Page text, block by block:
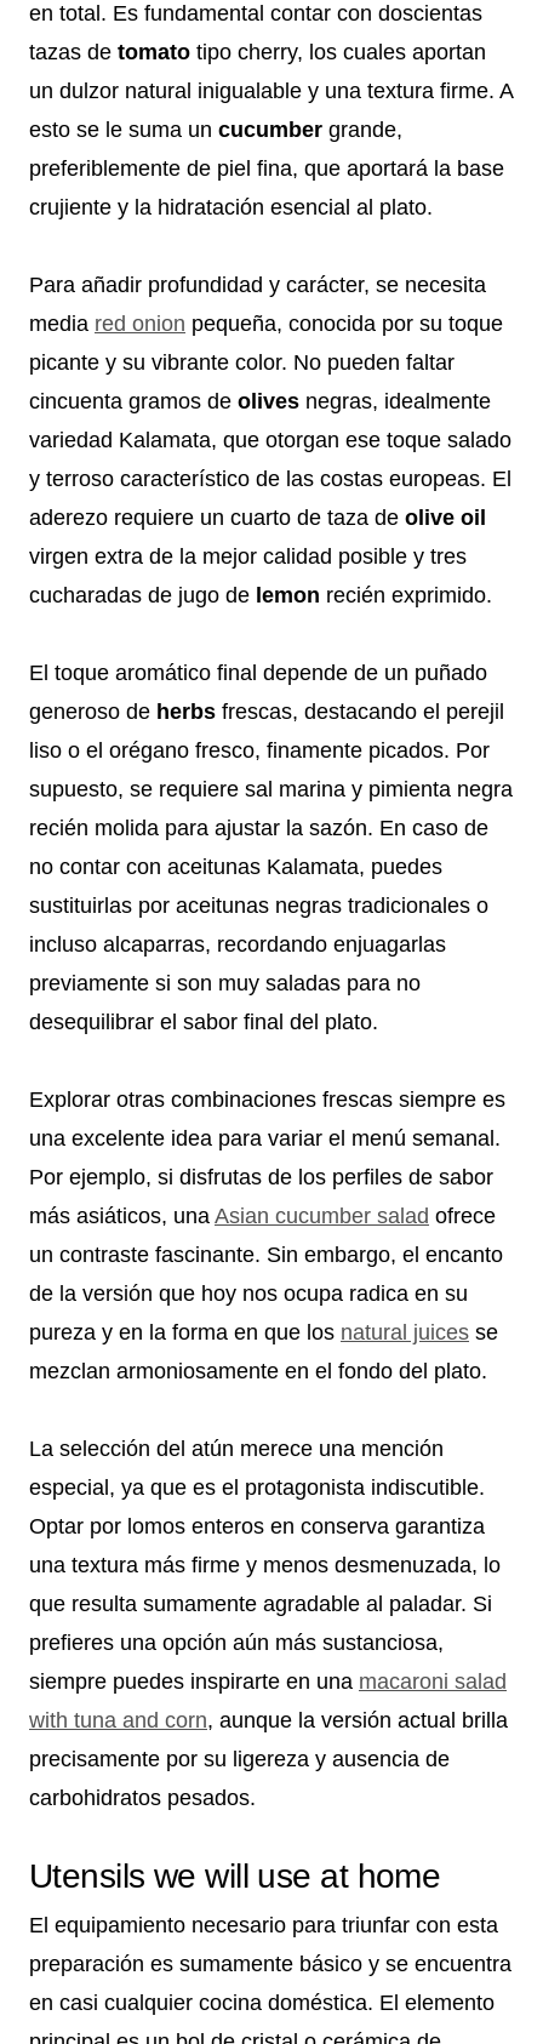
en total. Es fundamental contar con doscientas
tazas de tomato tipo cherry, los cuales aportan
un dulzor natural inigualable y una textura firme. A
esto se le suma un cucumber grande,
preferiblemente de piel fina, que aportará la base
crujiente y la hidratación esencial al plato.
Para añadir profundidad y carácter, se necesita
media red onion pequeña, conocida por su toque
picante y su vibrante color. No pueden faltar
cincuenta gramos de olives negras, idealmente
variedad Kalamata, que otorgan ese toque salado
y terroso característico de las costas europeas. El
aderezo requiere un cuarto de taza de olive oil
virgen extra de la mejor calidad posible y tres
cucharadas de jugo de lemon recién exprimido.
El toque aromático final depende de un puñado
generoso de herbs frescas, destacando el perejil
liso o el orégano fresco, finamente picados. Por
supuesto, se requiere sal marina y pimienta negra
recién molida para ajustar la sazón. En caso de
no contar con aceitunas Kalamata, puedes
sustituirlas por aceitunas negras tradicionales o
incluso alcaparras, recordando enjuagarlas
previamente si son muy saladas para no
desequilibrar el sabor final del plato.
Explorar otras combinaciones frescas siempre es
una excelente idea para variar el menú semanal.
Por ejemplo, si disfrutas de los perfiles de sabor
más asiáticos, una Asian cucumber salad ofrece
un contraste fascinante. Sin embargo, el encanto
de la versión que hoy nos ocupa radica en su
pureza y en la forma en que los natural juices se
mezclan armoniosamente en el fondo del plato.
La selección del atún merece una mención
especial, ya que es el protagonista indiscutible.
Optar por lomos enteros en conserva garantiza
una textura más firme y menos desmenuzada, lo
que resulta sumamente agradable al paladar. Si
prefieres una opción aún más sustanciosa,
siempre puedes inspirarte en una macaroni salad
with tuna and corn, aunque la versión actual brilla
precisamente por su ligereza y ausencia de
carbohidratos pesados.
Utensils we will use at home
El equipamiento necesario para triunfar con esta
preparación es sumamente básico y se encuentra
en casi cualquier cocina doméstica. El elemento